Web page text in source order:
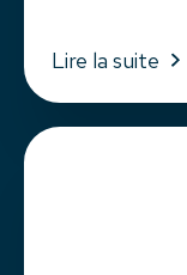
Lire la suite